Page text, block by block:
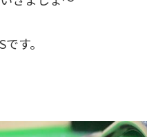
す。